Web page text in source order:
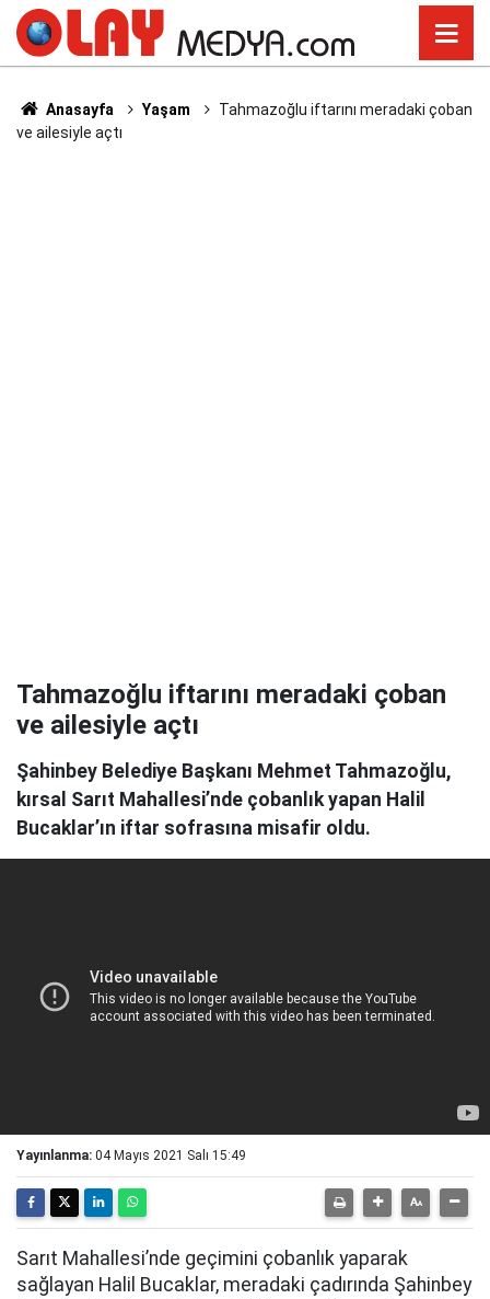
Anasayfa Yaşam
Tahmazoğlu iftarını meradaki çoban
ve ailesiyle açtı
Tahmazoğlu iftarını meradaki çoban
ve ailesiyle açtı
Şahinbey Belediye Başkanı Mehmet Tahmazoğlu,
kırsal Sarıt Mahallesi’nde çobanlık yapan Halil
Bucaklar’ın iftar sofrasına misafir oldu.
Yayınlanma: 04 Mayıs 2021 Salı 15:49
Sarıt Mahallesi’nde geçimini çobanlık yaparak
sağlayan Halil Bucaklar, meradaki çadırında Şahinbey